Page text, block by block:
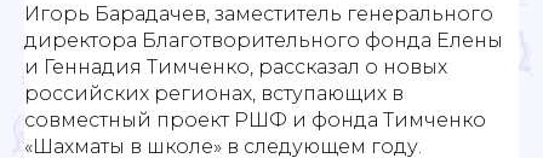
Игорь Барадачев, заместитель генерального
директора Благотворительного фонда Елены
и Геннадия Тимченко, рассказал о новых
российских регионах, вступающих в
совместный проект РШФ и фонда Тимченко
«Шахматы в школе» в следующем году.